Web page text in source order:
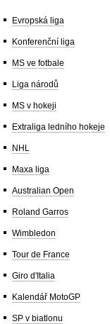
Evropská liga
Konferenční liga
MS ve fotbale
Liga národů
MS v hokeji
Extraliga ledního hokeje
NHL
Maxa liga
Australian Open
Roland Garros
Wimbledon
Tour de France
Giro d'Italia
Kalendář MotoGP
SP v biatlonu